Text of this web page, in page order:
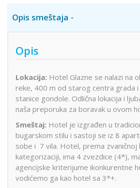
Opis smeštaja
Opis
Lokacija: Hotel Glazne se nalazi na
reke, 400 m od starog centra grada
stanice gondole. Odlična lokacija i
naša preporuka za boravak u ovom
Smeštaj: Hotel je izgrađen u
bugarskom stilu i sastoji se iz 8
sobe i 7 vila. Hotel, prema zvaničnoj
kategorizaciji, ima 4 zvezdice (4*),
agencijske kriterijume ikonkurentne
vodićemo ga kao hotel sa 3*+.